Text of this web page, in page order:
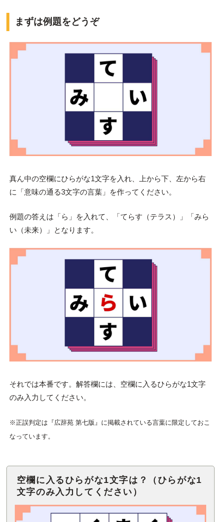
まずは例題をどうぞ
真ん中の空欄にひらがな1文字を入れ、上から下、左から右
に「意味の通る3文字の言葉」を作ってください。
例題の答えは「ら」を入れて、「てらす（テラス）」「みら
い（未来）」となります。
それでは本番です。解答欄には、空欄に入るひらがな1文字
のみ入力してください。
※正誤判定は『広辞苑 第七版』に掲載されている言葉に限定しておこ
なっています。
空欄に入るひらがな1文字は？（ひらがな1
文字のみ入力してください）